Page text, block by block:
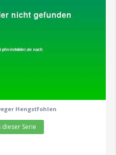
Hengstfohlen
dieser Serie